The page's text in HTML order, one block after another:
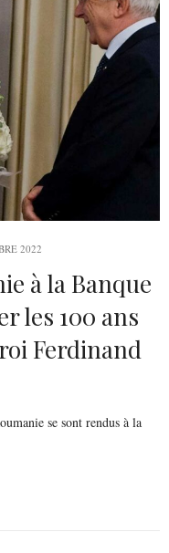
2022
à la Banque
les 100 ans
Ferdinand
se sont rendus à la